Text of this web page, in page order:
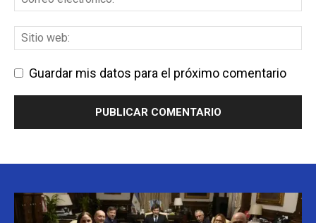
Guardar mis datos para el próximo comentario